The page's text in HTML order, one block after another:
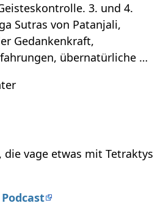
3. und 4.
Sutras von Patanjali,
Gedankenkraft,
übernatürliche …
die vage etwas mit Tetraktys